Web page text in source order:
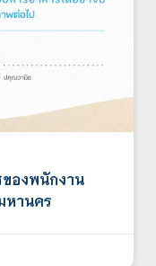
องพนักงาน
หานคร